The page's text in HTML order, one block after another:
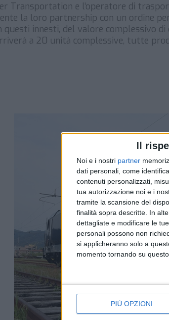
Il
Noi e i nostri partner
dati personali, come
contenuti personalizzati,
tua autorizzazione noi e i
tramite la scansione del
finalità sopra descritte. In
dettagliate e modificare le
personali possono non
si applicheranno solo a
momento tornando su
PIÙ OPZIONI
Transportation e l’operatore di
la loro partnership con un ordine
questi innesti, del valore complessivo
a 20 unità complessive, tutte